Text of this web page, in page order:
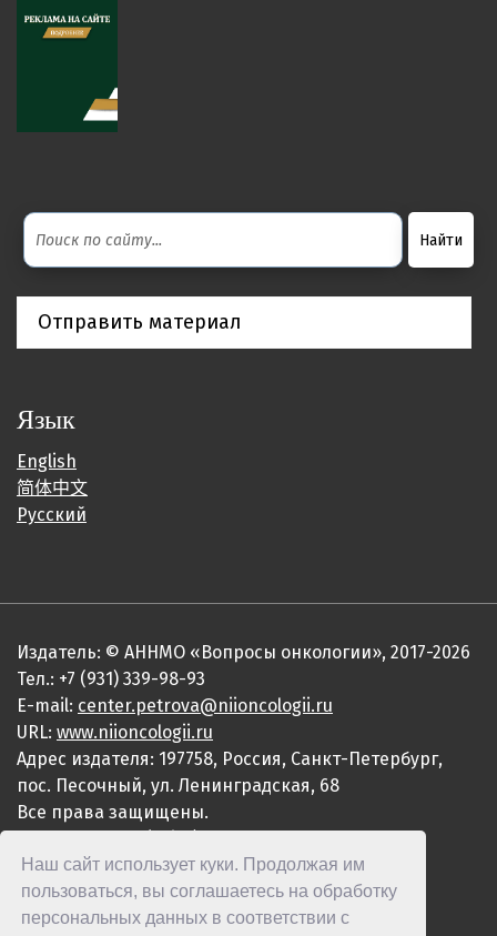
Наш сайт использует куки. Продолжая им
пользоваться, вы соглашаетесь на обработку
персональных данных в соответствии с
Отправить материал
Язык
English
简体中文
Русский
Издатель: © АННМО «Вопросы онкологии», 2017-2026
Тел.: +7 (931) 339-98-93
E-mail: center.petrova@niioncologii.ru
URL: www.niioncologii.ru
Адрес издателя: 197758, Россия, Санкт-Петербург,
пос. Песочный, ул. Ленинградская, 68
Все права защищены.
ISSN 2949-4915 (Online)